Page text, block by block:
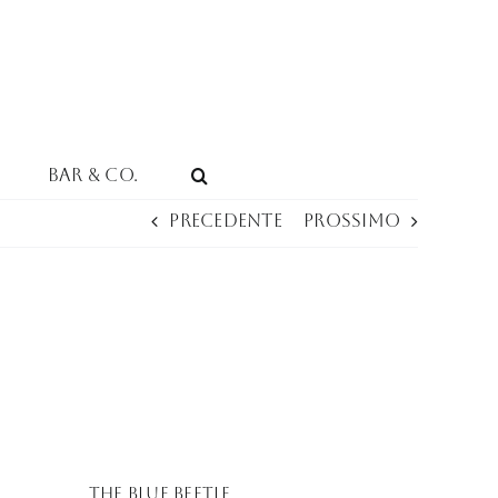
Bar & Co.
Precedente Prossimo
THE BLUE BEETLE